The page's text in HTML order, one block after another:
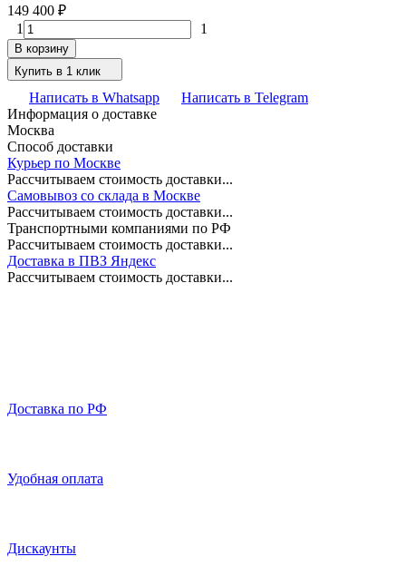
149 400 ₽
1
1
В корзину
Купить в 1 клик
Написать в Whatsapp
Написать в Telegram
Информация о доставке
Москва
Способ доставки
Курьер по Москве
Рассчитываем стоимость доставки...
Самовывоз со склада в Москве
Рассчитываем стоимость доставки...
Транспортными компаниями по РФ
Рассчитываем стоимость доставки...
Доставка в ПВЗ Яндекс
Рассчитываем стоимость доставки...
Доставка по РФ
Удобная оплата
Дискаунты